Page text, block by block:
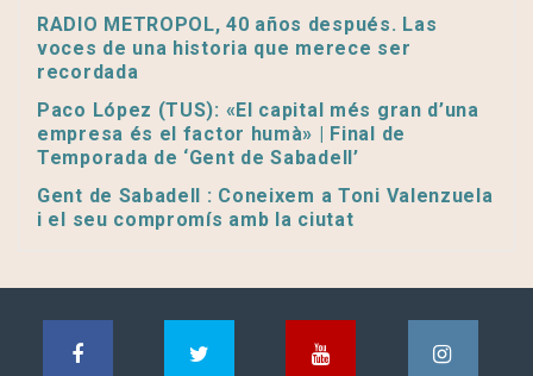
RADIO METROPOL, 40 años después. Las
voces de una historia que merece ser
recordada
Paco López (TUS): «El capital més gran d’una
empresa és el factor humà» | Final de
Temporada de ‘Gent de Sabadell’
Gent de Sabadell : Coneixem a Toni Valenzuela
i el seu compromís amb la ciutat